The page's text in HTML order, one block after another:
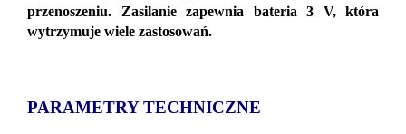
przenoszeniu. Zasilanie zapewnia bateria 3 V, która
wytrzymuje wiele zastosowań.
PARAMETRY TECHNICZNE